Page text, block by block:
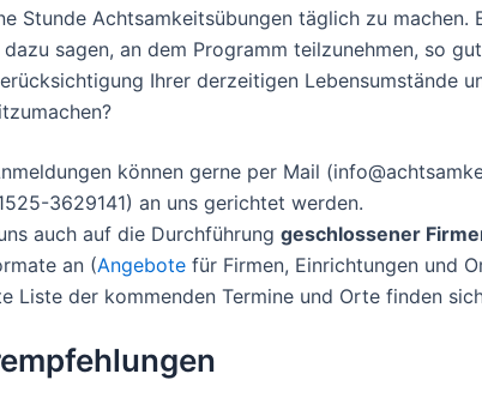
Stunde Achtsamkeitsübungen täglich zu machen.
dazu sagen, an dem Programm teilzunehmen, so
Ihrer derzeitigen Lebensumstände
können gerne per Mail
3629141) an uns gerichtet werden.
auch auf die Durchführung geschlossener
an (Angebote für Firmen, Einrichtungen und
Liste der kommenden Termine und Orte finden